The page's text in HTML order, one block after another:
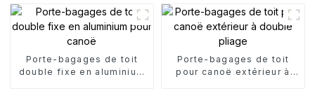
Porte-bagages de toit
double fixe en aluminium
Porte-bagages de toit
pour canoë extérieur à